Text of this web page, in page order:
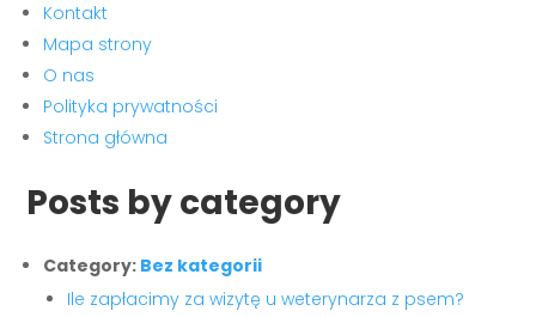
Kontakt
Mapa strony
O nas
Polityka prywatności
Strona główna
Posts by category
Category: Bez kategorii
Ile zapłacimy za wizytę u weterynarza z psem?